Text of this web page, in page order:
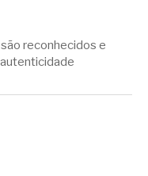
reconhecidos e